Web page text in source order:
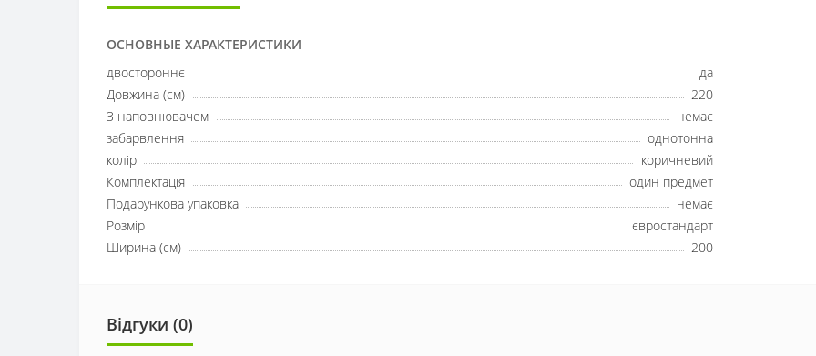
ОСНОВНЫЕ ХАРАКТЕРИСТИКИ
двостороннє
да
Довжина (см)
220
З наповнювачем
немає
забарвлення
однотонна
колір
коричневий
Комплектація
один предмет
Подарункова упаковка
немає
Розмір
євростандарт
Ширина (см)
200
Відгуки (0)